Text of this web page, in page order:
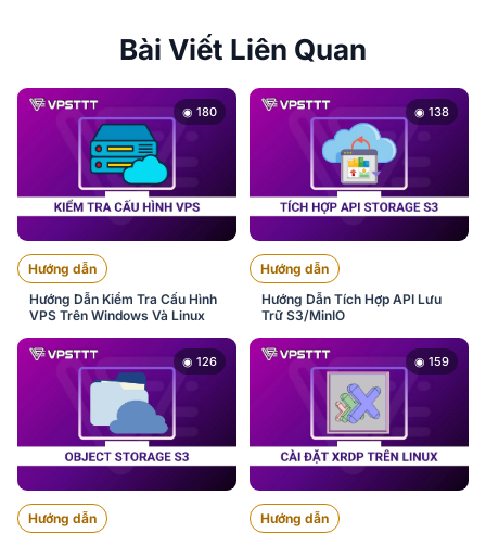
Bài Viết Liên Quan
◉ 180
Hướng dẫn
Hướng Dẫn Kiểm Tra Cấu Hình
VPS Trên Windows Và Linux
◉ 138
Hướng dẫn
Hướng Dẫn Tích Hợp API Lưu
Trữ S3/MinIO
◉ 126
Hướng dẫn
◉ 159
Hướng dẫn